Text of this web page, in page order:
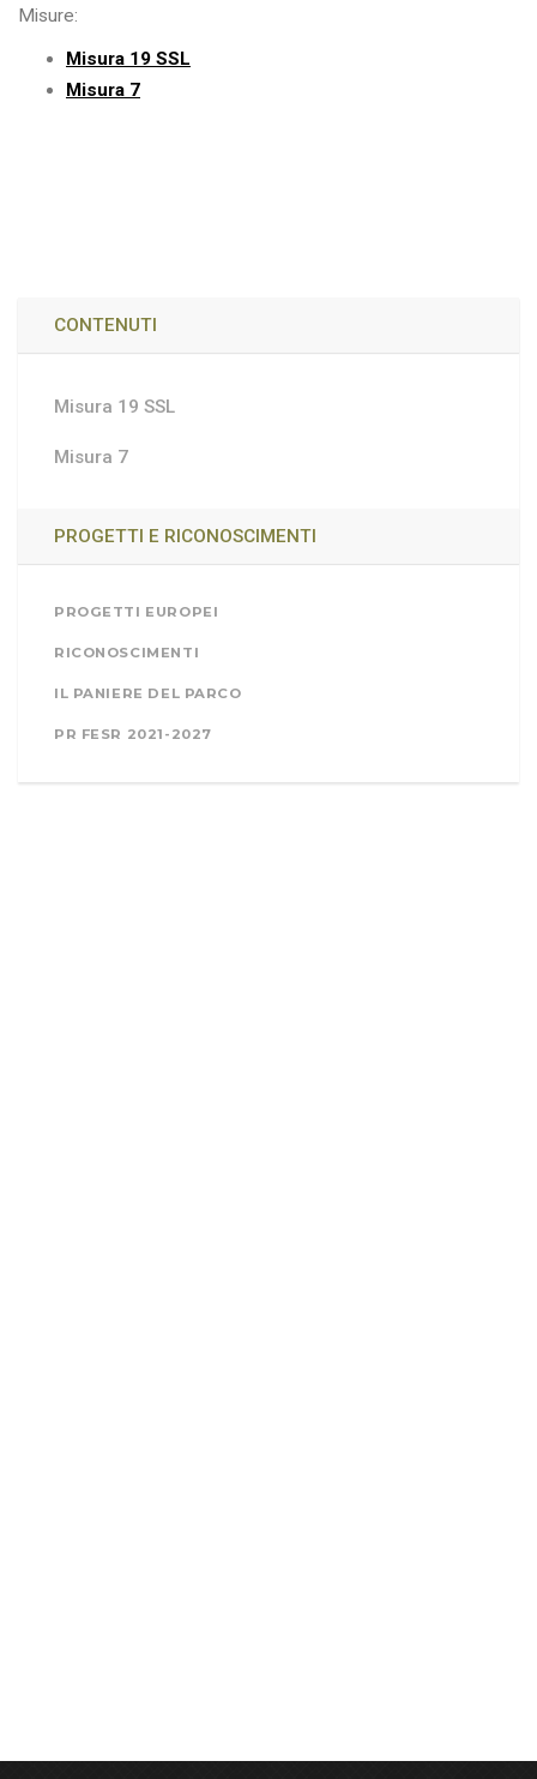
Misure:
Misura 19 SSL
Misura 7
CONTENUTI
Misura 19 SSL
Misura 7
PROGETTI E RICONOSCIMENTI
PROGETTI EUROPEI
RICONOSCIMENTI
IL PANIERE DEL PARCO
PR FESR 2021-2027